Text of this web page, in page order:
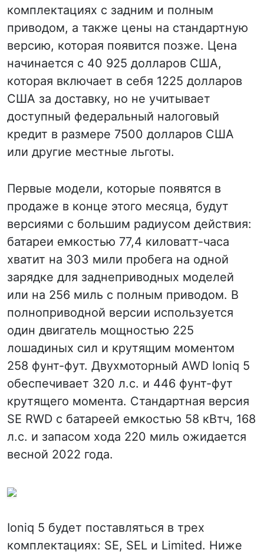
комплектациях с задним и полным
приводом, а также цены на стандартную
версию, которая появится позже. Цена
начинается с 40 925 долларов США,
которая включает в себя 1225 долларов
США за доставку, но не учитывает
доступный федеральный налоговый
кредит в размере 7500 долларов США
или другие местные льготы.
Первые модели, которые появятся в
продаже в конце этого месяца, будут
версиями с большим радиусом действия:
батареи емкостью 77,4 киловатт-часа
хватит на 303 мили пробега на одной
зарядке для заднеприводных моделей
или на 256 миль с полным приводом. В
полноприводной версии используется
один двигатель мощностью 225
лошадиных сил и крутящим моментом
258 фунт-фут. Двухмоторный AWD Ioniq 5
обеспечивает 320 л.с. и 446 фунт-фут
крутящего момента. Стандартная версия
SE RWD с батареей емкостью 58 кВтч, 168
л.с. и запасом хода 220 миль ожидается
весной 2022 года.
Ioniq 5 будет поставляться в трех
комплектациях: SE, SEL и Limited. Ниже